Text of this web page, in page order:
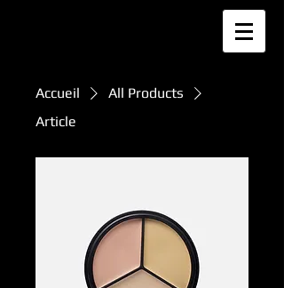
Accueil
All Products
Article